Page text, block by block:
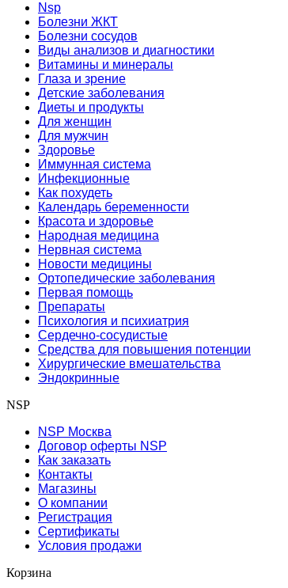
Nsp
Болезни ЖКТ
Болезни сосудов
Виды анализов и диагностики
Витамины и минералы
Глаза и зрение
Детские заболевания
Диеты и продукты
Для женщин
Для мужчин
Здоровье
Иммунная система
Инфекционные
Как похудеть
Календарь беременности
Красота и здоровье
Народная медицина
Нервная система
Новости медицины
Ортопедические заболевания
Первая помощь
Препараты
Психология и психиатрия
Сердечно-сосудистые
Средства для повышения потенции
Хирургические вмешательства
Эндокринные
NSP
NSP Москва
Договор оферты NSP
Как заказать
Контакты
Магазины
О компании
Регистрация
Сертификаты
Условия продажи
Корзина